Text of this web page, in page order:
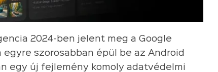
2024-ben jelent meg a Google
szorosabban épül be az Android
egy új fejlemény komoly adatvédelmi